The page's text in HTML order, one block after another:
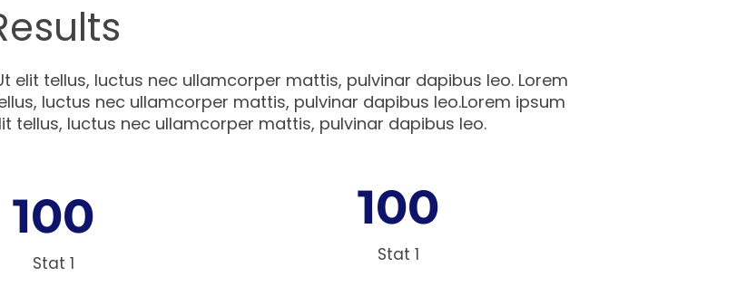
tellus, luctus nec ullamcorper mattis, pulvinar dapibus leo. Lorem
luctus nec ullamcorper mattis, pulvinar dapibus leo.Lorem ipsum
tellus, luctus nec ullamcorper mattis, pulvinar dapibus leo.
Stat 1
100
Stat 1
100